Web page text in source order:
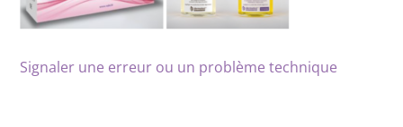
Signaler une erreur ou un problème technique